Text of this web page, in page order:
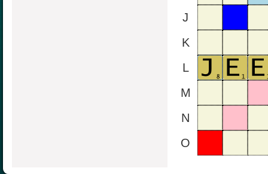
J
K
L
M
N
O